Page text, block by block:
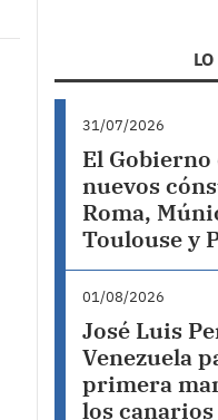
31/07/2026
El Gobierno
nuevos
Roma,
Toulouse y
01/08/2026
José Luis
Venezuela
primera
los